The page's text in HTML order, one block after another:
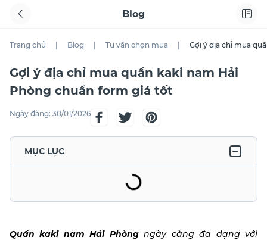
Blog
Trang chủ Blog Tư vấn chọn mua Gợi ý địa chỉ mua
Gợi ý địa chỉ mua quần kaki nam Hải
Phòng chuẩn form giá tốt
Ngày đăng: 30/01/2026
MỤC LỤC
Quần kaki nam Hải Phòngngày càng đa dạng với